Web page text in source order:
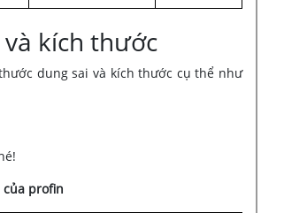
kích thước
dung sai và kích thước cụ thể như
của profin